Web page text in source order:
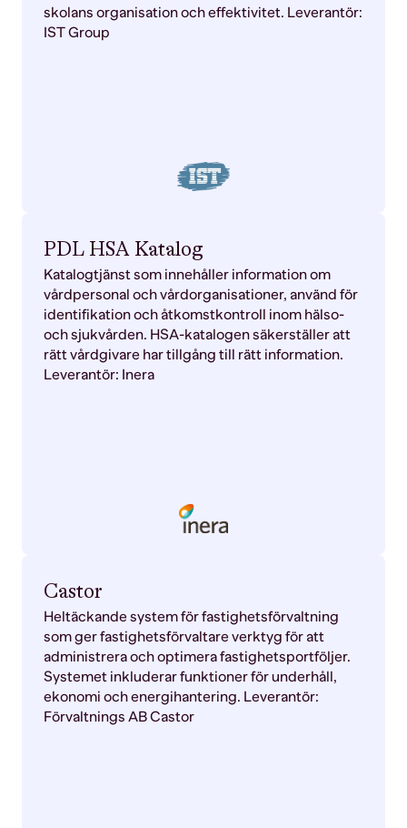
skolans organisation och effektivitet. Leverantör:
IST Group
PDL HSA Katalog
Katalogtjänst som innehåller information om
vårdpersonal och vårdorganisationer, använd för
identifikation och åtkomstkontroll inom hälso-
och sjukvården. HSA-katalogen säkerställer att
rätt vårdgivare har tillgång till rätt information.
Leverantör: Inera
Castor
Heltäckande system för fastighetsförvaltning
som ger fastighetsförvaltare verktyg för att
administrera och optimera fastighetsportföljer.
Systemet inkluderar funktioner för underhåll,
ekonomi och energihantering. Leverantör:
Förvaltnings AB Castor